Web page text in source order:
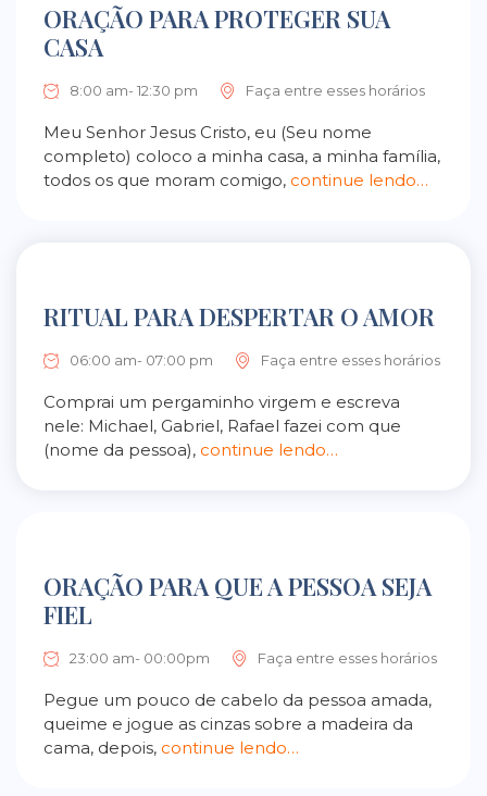
ORAÇÃO PARA PROTEGER SUA
CASA
8:00 am- 12:30 pm Faça entre esses horários
Meu Senhor Jesus Cristo, eu (Seu nome
completo) coloco a minha casa, a minha família,
todos os que moram comigo, continue lendo…
RITUAL PARA DESPERTAR O AMOR
06:00 am- 07:00 pm Faça entre esses horários
Comprai um pergaminho virgem e escreva
nele: Michael, Gabriel, Rafael fazei com que
(nome da pessoa), continue lendo…
ORAÇÃO PARA QUE A PESSOA SEJA
FIEL
23:00 am- 00:00pm Faça entre esses horários
Pegue um pouco de cabelo da pessoa amada,
queime e jogue as cinzas sobre a madeira da
cama, depois, continue lendo…